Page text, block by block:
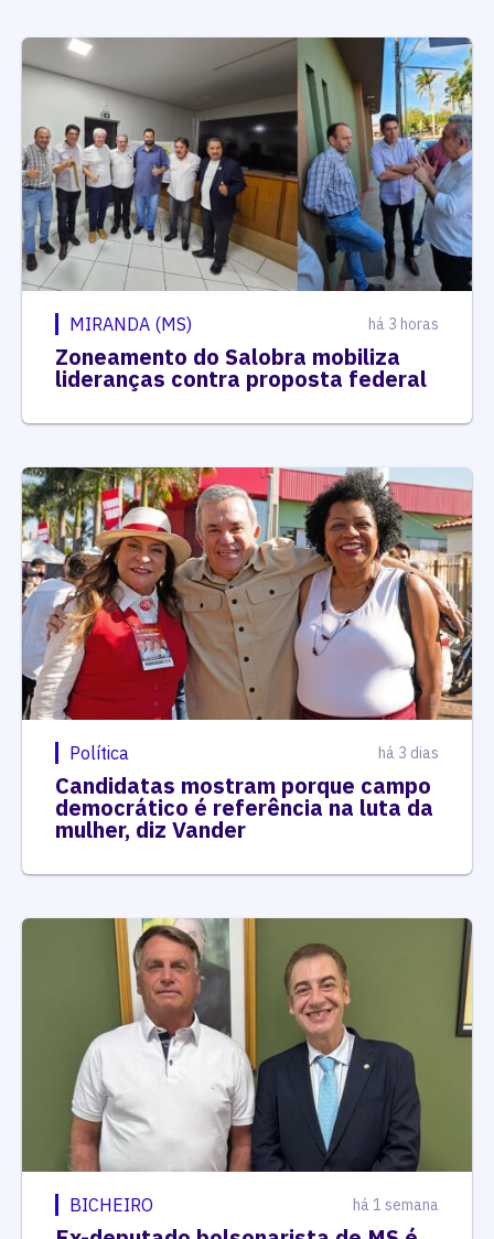
MIRANDA (MS) há 3 horas
Zoneamento do Salobra mobiliza
lideranças contra proposta federal
Política há 3 dias
Candidatas mostram porque campo
democrático é referência na luta da
mulher, diz Vander
BICHEIRO há 1 semana